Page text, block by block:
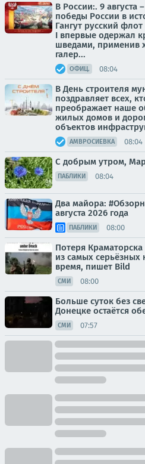
В России:. 9 августа
победы России в
Гангут русский
I впервые одержал
шведами, применив
галер...
ОФИЦ. 08:04
В День строителя
поздравляет всех,
преображает наше
жилых домов и
объектов
АМВРОСИЕВКА 08:04
С добрым утром,
ПАБЛИКИ 08:04
Два майора:
августа 2026 года
ПАБЛИКИ 08:00
Потеря
из самых серьёзных
время, пишет Bild
СМИ 08:00
Больше суток без
Донецке остаётся
СМИ 07:57